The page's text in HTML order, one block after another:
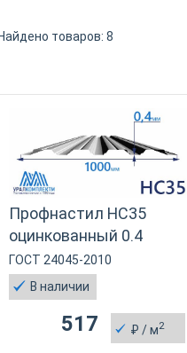
Найдено товаров: 8
Профнастил НС35
оцинкованный 0.4
ГОСТ 24045-2010
В наличии
₽ / м2
517